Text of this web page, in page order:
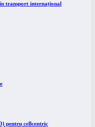
transport internațional
pentru cellcentric